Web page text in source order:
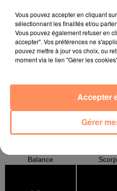
Balance
Vous pouvez accepter en cliquant
sélectionnant les finalités et/ou
Vous pouvez également refuser en
accepter". Vos préférences ne
pouvez mettre à jour vos choix, ou
moment via le lien "Gérer les
Gérer
Accepter